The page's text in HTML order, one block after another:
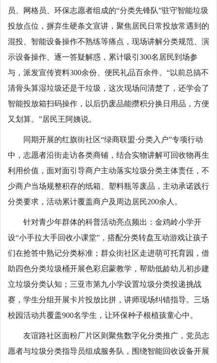
员、网格员、环保志愿者组成的“分类先锋队”驻守智能垃圾
投放点位，摒弃生硬条文宣讲，聚焦居民日常投放常遇到的
混投、智能设备操作不熟练等痛点，现场讲解分类规范、演
示设备操作、逐一答疑解惑，累计吸引300名居民到场参
与，派发宣传资料300余份、便民礼品百余件。“以前总搞不
清骨头算湿垃圾还是干垃圾，这次现场问清楚了，还学会了
智能投放箱扫码操作，以后扔废品能攒积分换日用品，方便
又划算。”居民王阿姨说。
同期开展的红旗街社区“绿商联盟·分类入户”专项行动
中，志愿者沿街走访各类商铺，结合实物讲解可回收物再生
利用价值，面对面引导商户主动落实垃圾分类主体责任，不
少商户当场规整积存的纸箱、塑料瓶等废品，主动承诺践行
分类要求，活动累计覆盖商户及周边居民200余人。
针对青少年群体的科普活动亮点频出：金鸡岭小学开
设“小手拉大手回收小课堂”，搭配分类转盘互动游戏让孩子
们在抢答中熟记分类标准；群众街社区走进萌可托育园，借
助四色分类垃圾桶开展色彩启蒙教学，帮助低龄幼儿初步建
立垃圾分类认知；三亚市第九小学设置垃圾分类投递挑战
赛，学生分组开展卡片投放比拼，讲师现场纠错指导。三场
校园活动共覆盖900名学生，让环保种子根植孩童心中。
友谊路社区面粉厂片区则聚焦数字化分类推广，党员志
愿者与垃圾分类指导员组成服务队，围绕智能回收设备开展